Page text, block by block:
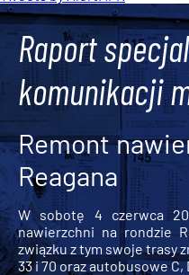
Raport
komunikacji
Remont
Reagana
W sobotę 4 czerwca
nawierzchni na rondzie
związku z tym swoje trasy
33 i 70 oraz autobusowe C,